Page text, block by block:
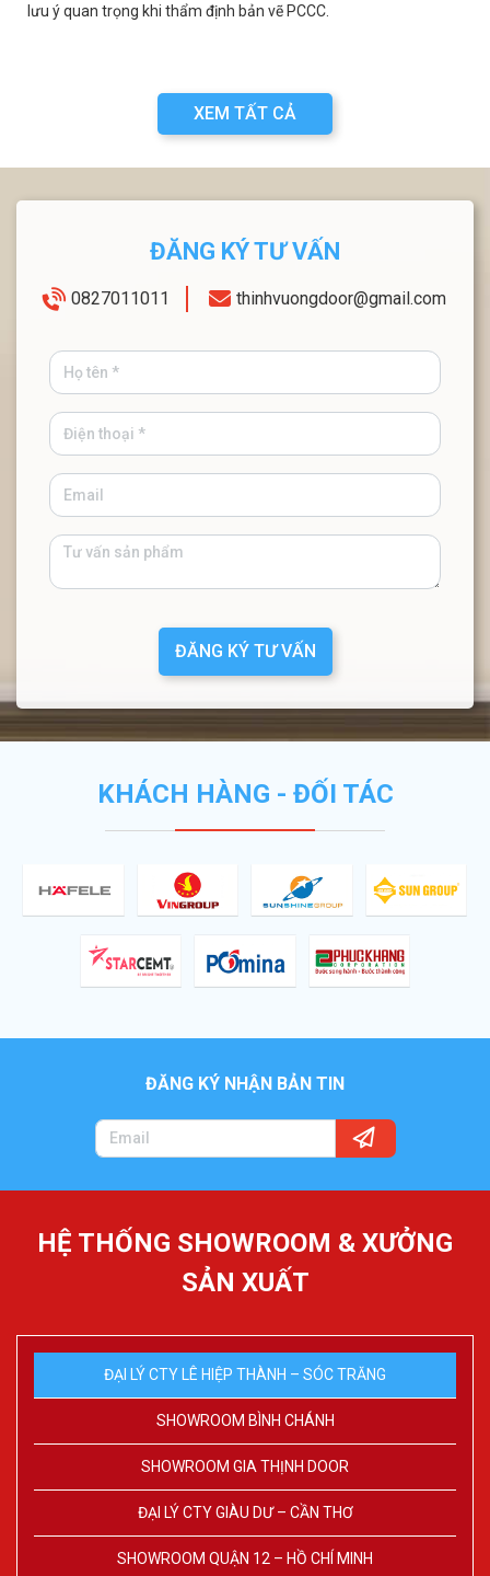
lưu ý quan trọng khi thẩm định bản vẽ PCCC.
XEM TẤT CẢ
ĐĂNG KÝ TƯ VẤN
0827011011 thinhvuongdoor@gmail.com
ĐĂNG KÝ TƯ VẤN
KHÁCH HÀNG - ĐỐI TÁC
ĐĂNG KÝ NHẬN BẢN TIN
HỆ THỐNG SHOWROOM & XƯỞNG
SẢN XUẤT
ĐẠI LÝ CTY LÊ HIỆP THÀNH – SÓC TRĂNG
SHOWROOM BÌNH CHÁNH
SHOWROOM GIA THỊNH DOOR
ĐẠI LÝ CTY GIÀU DƯ – CẦN THƠ
SHOWROOM QUẬN 12 – HỒ CHÍ MINH